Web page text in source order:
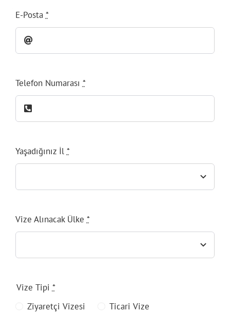
E-Posta *
Telefon Numarası *
Yaşadığınız İl *
Vize Alınacak Ülke *
Vize Tipi *
Ziyaretçi Vizesi
Ticari Vize